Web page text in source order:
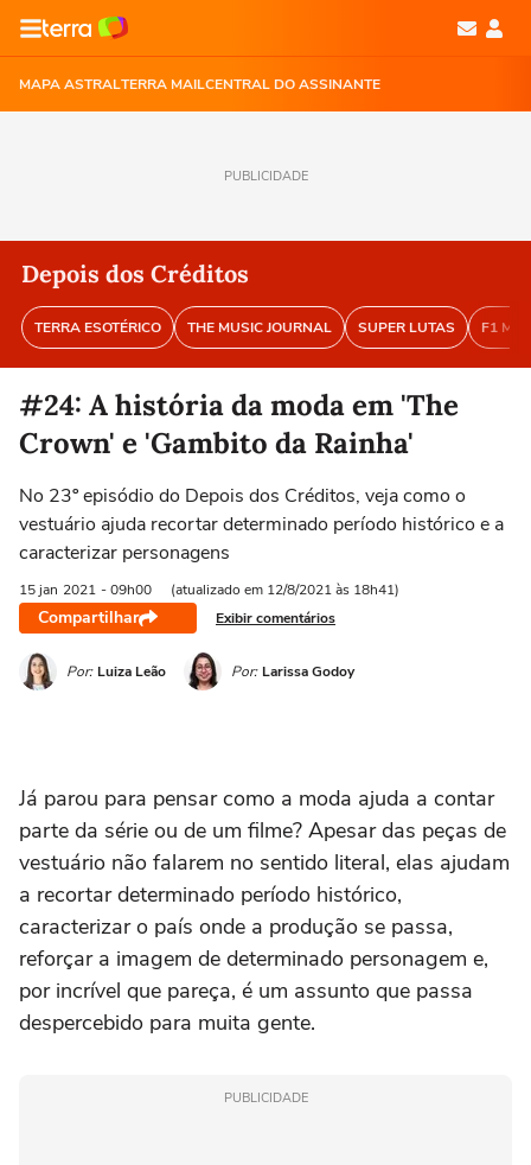
MAPA ASTRALTERRA MAILCENTRAL DO ASSINANTE
PUBLICIDADE
Depois dos Créditos
TERRA ESOTÉRICO THE MUSIC JOURNAL SUPER LUTAS F1
#24: A história da moda em 'The
Crown' e 'Gambito da Rainha'
No 23º episódio do Depois dos Créditos, veja como o
vestuário ajuda recortar determinado período histórico e a
caracterizar personagens
15 jan 2021 - 09h00 (atualizado em 12/8/2021 às 18h41)
Compartilhar Exibir comentários
Por: Luiza Leão Por: Larissa Godoy
Já parou para pensar como a moda ajuda a contar
parte da série ou de um filme? Apesar das peças de
vestuário não falarem no sentido literal, elas ajudam
a recortar determinado período histórico,
caracterizar o país onde a produção se passa,
reforçar a imagem de determinado personagem e,
por incrível que pareça, é um assunto que passa
despercebido para muita gente.
PUBLICIDADE